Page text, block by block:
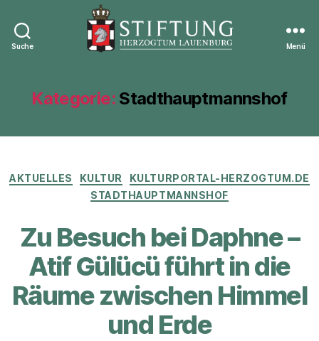
Suche
Lauenburg
Menü
Kategorie: Stadthauptmannshof
Kategorien
AKTUELLES KULTUR
KULTURPORTAL-HERZOGTUM.DE
STADTHAUPTMANNSHOF
Zu Besuch bei Daphne –
Atif Gülücü führt in die
Räume zwischen Himmel
und Erde